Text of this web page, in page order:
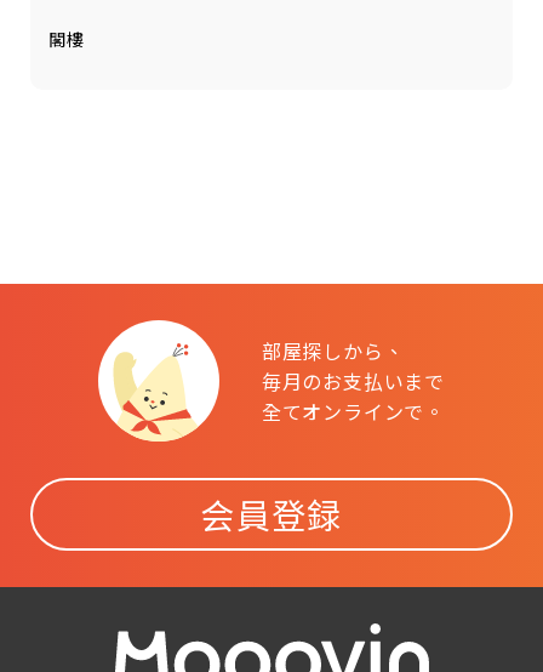
閣樓
部屋探しから、
毎月のお支払いまで
全てオンラインで。
会員登録